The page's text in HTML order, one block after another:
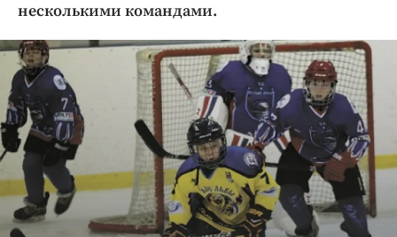
Криминал
Культура
Недвижимость и ЖКХ
Образование
Общество
Погода
Праздники
Происшествия
Спорт
несколькими командами.